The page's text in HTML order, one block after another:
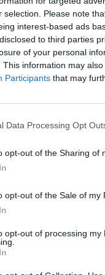
selection. Please note
interest-based ads
to third parties
of your personal
This information may
Participants that may
Data Processing Opt
opt-out of the Sharing of
opt-out of the Sale of my
opt-out of processing my
forintból
a Váli-völgyben
térség
út
hogy még
a források is
Hozzátette:
három
portfolio.hu
tartalmazza: